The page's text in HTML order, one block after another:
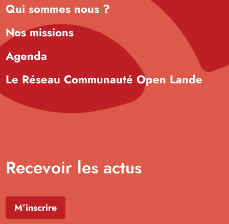
Qui sommes nous ?
Nos missions
Agenda
Le Réseau Communauté Open Lande
Recevoir les actus
M'inscrire